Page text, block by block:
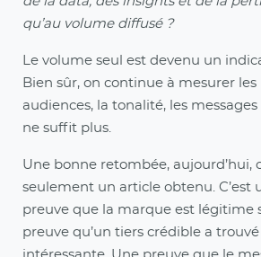
qu’au volume diffusé ?
Le volume seul est devenu un
Bien sûr, on continue à mesurer les
audiences, la tonalité, les messages
ne suffit plus.
Une bonne retombée, aujourd’hui,
seulement un article obtenu. C’est
preuve que la marque est légitime
preuve qu’un tiers crédible a